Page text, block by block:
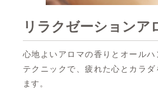
リラクゼーションア
心地よいアロマの香りとオールハ
テクニックで、疲れた心とカラダ
ます。